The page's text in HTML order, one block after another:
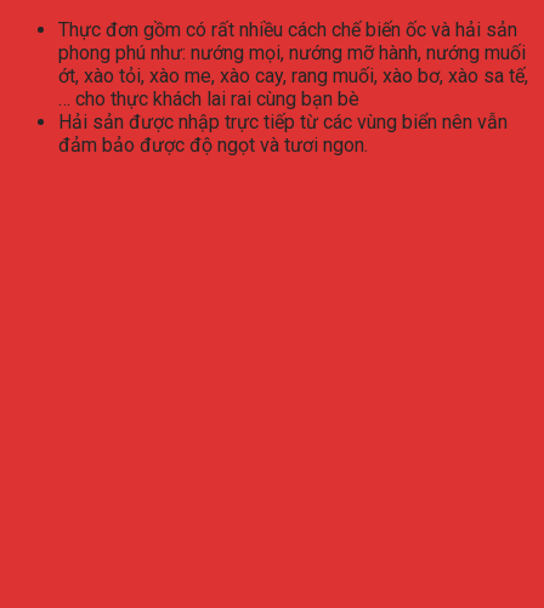
Thực đơn gồm có rất nhiều cách chế biến ốc và hải sản
phong phú như: nướng mọi, nướng mỡ hành, nướng muối
ớt, xào tỏi, xào me, xào cay, rang muối, xào bơ, xào sa tế,
… cho thực khách lai rai cùng bạn bè
Hải sản được nhập trực tiếp từ các vùng biển nên vẫn
đảm bảo được độ ngọt và tươi ngon.